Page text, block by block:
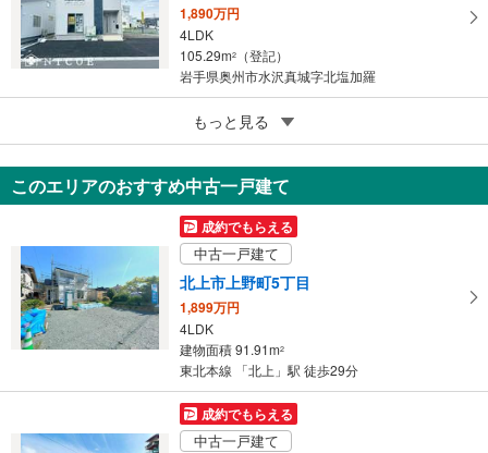
1,890万円
4LDK
105.29m2
（登記）
岩手県奥州市水沢真城字北塩加羅
成約でもらえる
一関市字要害
2,390万円
4LDK
106.1m2（登記）
岩手県一関市字要害
もっと見る
このエリアのおすすめ中古一戸建て
成約でもらえる
中古一戸建て
北上市上野町5丁目
1,899万円
4LDK
建物面積 91.91m2
東北本線 「北上」駅 徒歩29分
成約でもらえる
中古一戸建て